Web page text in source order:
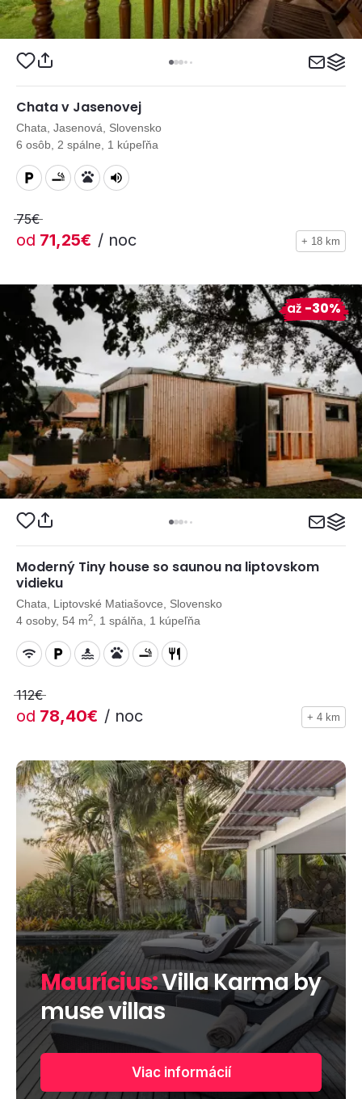
Chata v Jasenovej
Chata, Jasenová, Slovensko
6 osôb, 2 spálne, 1 kúpeľňa
75€
od 71,25€ / noc + 18 km
Moderný Tiny house so saunou na liptovskom
vidieku
Chata, Liptovské Matiašovce, Slovensko
4 osoby, 54 m2 , 1 spálňa, 1 kúpeľňa
112€
od 78,40€ / noc
až -30%
+ 4 km
Maurícius:Villa Karma by
muse villas
Viac informácií